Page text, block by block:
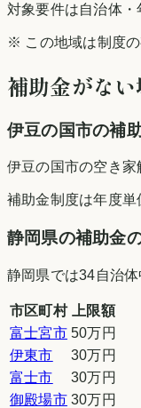
対象要件は自治体
※ この地域は制度
補助金がな
伊豆の国市の補
伊豆の国市の空き家
補助金制度は年度
静岡県の補助金
静岡県では34自治体
市区町村
上限額
富士宮市 50万円
伊東市
30万円
富士市
30万円
御殿場市 30万円